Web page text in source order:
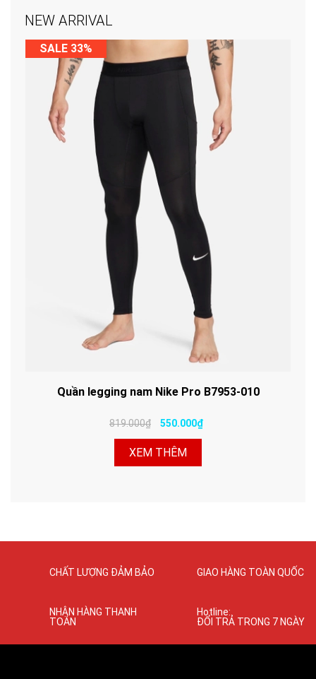
NEW ARRIVAL
SALE 33%
Quần legging nam Nike Pro B7953-010
819.000₫ 550.000₫
XEM THÊM
CHẤT LƯỢNG ĐẢM BẢO GIAO HÀNG TOÀN QUỐC
NHẬN HÀNG THANH
TOÁN
Hotline:
ĐỔI TRẢ TRONG 7 NGÀY